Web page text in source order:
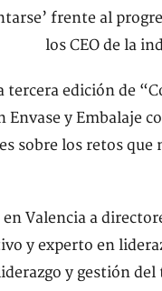
tercera edición de
Envase y Embalaje
sobre los retos
Valencia a
y experto en
y gestión del